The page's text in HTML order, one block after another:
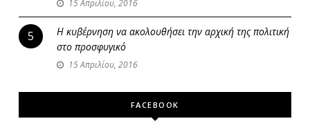
15 Απριλίου, 2016
5
Η κυβέρνηση να ακολουθήσει την αρχική της πολιτική
στο προσφυγικό
15 Απριλίου, 2016
FACEBOOK